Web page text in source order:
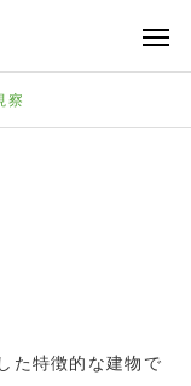
察
た特徴的な建物で